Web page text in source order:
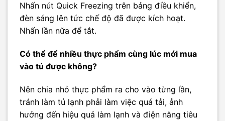
Nhấn nút Quick Freezing trên bảng điều khiển,
đèn sáng lên tức chế độ đã được kích hoạt.
Nhấn lần nữa để tắt.
Có thể để nhiều thực phẩm cùng lúc mới mua
vào tủ được không?
Nên chia nhỏ thực phẩm ra cho vào từng lần,
tránh làm tủ lạnh phải làm việc quá tải, ảnh
hưởng đến hiệu quả làm lạnh và điện năng tiêu